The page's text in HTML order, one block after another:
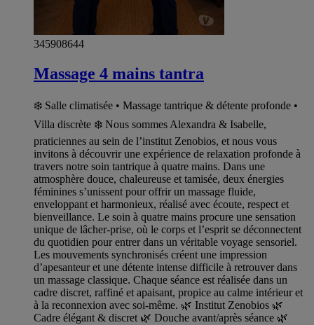
345908644
Massage 4 mains tantra
❄️ Salle climatisée • Massage tantrique & détente profonde •
Villa discrète ❄️ Nous sommes Alexandra & Isabelle,
praticiennes au sein de l’institut Zenobios, et nous vous
invitons à découvrir une expérience de relaxation profonde à
travers notre soin tantrique à quatre mains. Dans une
atmosphère douce, chaleureuse et tamisée, deux énergies
féminines s’unissent pour offrir un massage fluide,
enveloppant et harmonieux, réalisé avec écoute, respect et
bienveillance. Le soin à quatre mains procure une sensation
unique de lâcher-prise, où le corps et l’esprit se déconnectent
du quotidien pour entrer dans un véritable voyage sensoriel.
Les mouvements synchronisés créent une impression
d’apesanteur et une détente intense difficile à retrouver dans
un massage classique. Chaque séance est réalisée dans un
cadre discret, raffiné et apaisant, propice au calme intérieur et
à la reconnexion avec soi-même. 🌿 Institut Zenobios 🌿
Cadre élégant & discret 🌿 Douche avant/après séance 🌿